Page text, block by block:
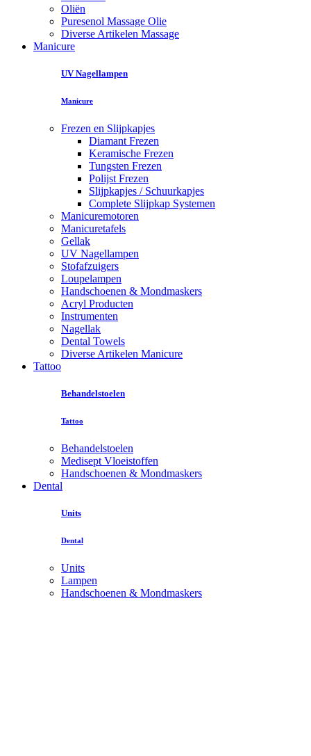
Oliën
Puresenol Massage Olie
Diverse Artikelen Massage
Manicure
UV Nagellampen
Manicure
Frezen en Slijpkapjes
Diamant Frezen
Keramische Frezen
Tungsten Frezen
Polijst Frezen
Slijpkapjes / Schuurkapjes
Complete Slijpkap Systemen
Manicuremotoren
Manicuretafels
Gellak
UV Nagellampen
Stofafzuigers
Loupelampen
Handschoenen & Mondmaskers
Acryl Producten
Instrumenten
Nagellak
Dental Towels
Diverse Artikelen Manicure
Tattoo
Behandelstoelen
Tattoo
Behandelstoelen
Medisept Vloeistoffen
Handschoenen & Mondmaskers
Dental
Units
Dental
Units
Lampen
Handschoenen & Mondmaskers